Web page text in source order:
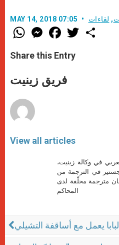
MAY 14, 2018 07:05 , لقاءات
W
h
t
s
p
p
M
e
s
e
g
e
F
a
e
b
o
k
w
Share this Entry
فريق زينيت
View all articles
في وكالة زينيت،
في الترجمة من
مترجمة محلّفة لدى
المحاكم
يعمل مع أساقفة التشيلي